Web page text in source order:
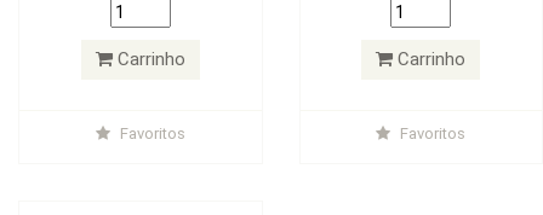
Carrinho
Favoritos
Carrinho
Favoritos